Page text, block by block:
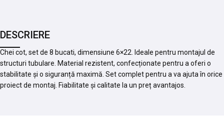
DESCRIERE
Chei cot, set de 8 bucati, dimensiune 6×22. Ideale pentru montajul de
structuri tubulare. Material rezistent, confecționate pentru a oferi o
stabilitate și o siguranță maximă. Set complet pentru a va ajuta în orice
proiect de montaj. Fiabilitate și calitate la un preț avantajos.